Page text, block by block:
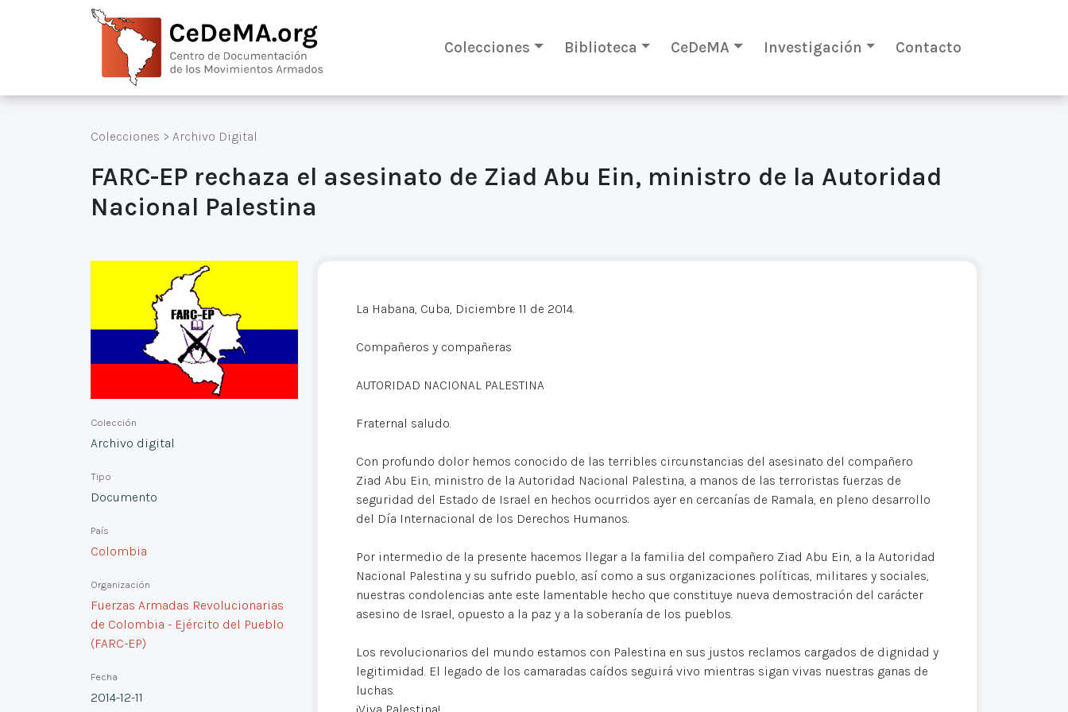
Colecciones Biblioteca CeDeMA Investigación Contacto
Colecciones > Archivo Digital
FARC-EP rechaza el asesinato de Ziad Abu Ein, ministro de la Autoridad
Nacional Palestina
Colección
Archivo digital
Tipo
Documento
País
Colombia
Organización
Fuerzas Armadas Revolucionarias
de Colombia - Ejército del Pueblo
(FARC-EP)
Fecha
2014-12-11
La Habana, Cuba, Diciembre 11 de 2014.
Compañeros y compañeras
AUTORIDAD NACIONAL PALESTINA
Fraternal saludo.
Con profundo dolor hemos conocido de las terribles circunstancias del asesinato del compañero
Ziad Abu Ein, ministro de la Autoridad Nacional Palestina, a manos de las terroristas fuerzas de
seguridad del Estado de Israel en hechos ocurridos ayer en cercanías de Ramala, en pleno desarrollo
del Día Internacional de los Derechos Humanos.
Por intermedio de la presente hacemos llegar a la familia del compañero Ziad Abu Ein, a la Autoridad
Nacional Palestina y su sufrido pueblo, así como a sus organizaciones políticas, militares y sociales,
nuestras condolencias ante este lamentable hecho que constituye nueva demostración del carácter
asesino de Israel, opuesto a la paz y a la soberanía de los pueblos.
Los revolucionarios del mundo estamos con Palestina en sus justos reclamos cargados de dignidad y
legitimidad. El legado de los camaradas caídos seguirá vivo mientras sigan vivas nuestras ganas de
luchas.